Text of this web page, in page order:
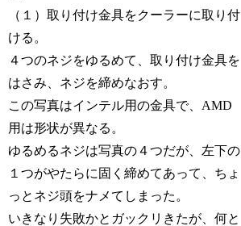
（１）取り付け金具をクーラーに取り付
ける。
４つのネジをゆるめて、取り付け金具を
はさみ、ネジを締めなおす。
この写真はインテル用の金具で、AMD
用は形状が異なる。
ゆるめるネジは写真の４つだが、左下の
１つがやたらに固く締めてあって、ちょ
っとネジ頭をナメてしまった。
いきなり失敗かとガックリきたが、何と